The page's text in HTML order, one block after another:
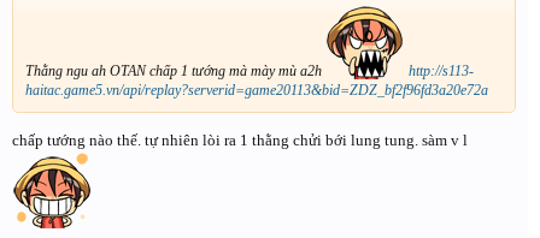
Thằng ngu ah OTAN chấp 1 tướng mà mày mù a2h
http://s113-
haitac.game5.vn/api/replay?serverid=game20113&bid=ZDZ_bf2f96fd3a20e72a
chấp tướng nào thế. tự nhiên lòi ra 1 thằng chửi bới lung tung. sàm v l